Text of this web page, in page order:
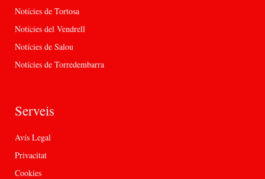
Notícies de Tortosa
Notícies del Vendrell
Notícies de Salou
Notícies de Torredembarra
Serveis
Avís Legal
Privacitat
Cookies